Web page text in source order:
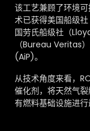
该工艺兼顾了环境
术已获得美国船级
国劳氏船级社（
（Bureau Veritas
(AiP)。
从技术角度来看，
催化剂，将天然气
有燃料基础设施进行